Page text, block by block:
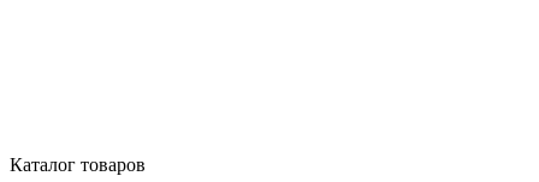
Каталог товаров